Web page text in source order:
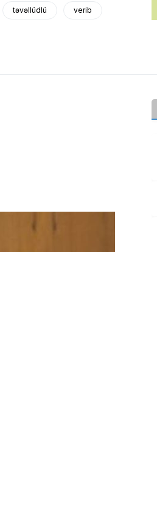
təvəllüdlü verib